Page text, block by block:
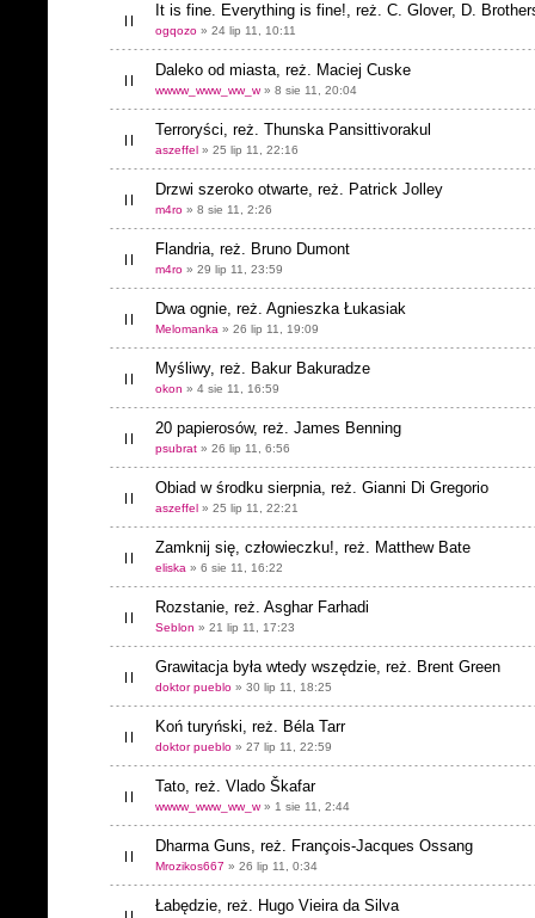
It is fine. Everything is fine!, reż. C. Glover, D.
ogqozo » 24 lip 11, 10:11
Daleko od miasta, reż. Maciej Cuske
wwww_www_ww_w» 8 sie 11, 20:04
Terroryści, reż. Thunska Pansittivorakul
aszeffel » 25 lip 11, 22:16
Drzwi szeroko otwarte, reż. Patrick Jolley
m4ro » 8 sie 11, 2:26
Flandria, reż. Bruno Dumont
m4ro » 29 lip 11, 23:59
Dwa ognie, reż. Agnieszka Łukasiak
Melomanka » 26 lip 11, 19:09
Myśliwy, reż. Bakur Bakuradze
okon » 4 sie 11, 16:59
20 papierosów, reż. James Benning
psubrat » 26 lip 11, 6:56
Obiad w środku sierpnia, reż. Gianni Di Gregorio
aszeffel » 25 lip 11, 22:21
Zamknij się, człowieczku!, reż. Matthew Bate
eliska » 6 sie 11, 16:22
Rozstanie, reż. Asghar Farhadi
Seblon » 21 lip 11, 17:23
Grawitacja była wtedy wszędzie, reż. Brent Green
doktor pueblo » 30 lip 11, 18:25
Koń turyński, reż. Béla Tarr
doktor pueblo » 27 lip 11, 22:59
Tato, reż. Vlado Škafar
wwww_www_ww_w» 1 sie 11, 2:44
Dharma Guns, reż. François-Jacques Ossang
Mrozikos667 » 26 lip 11, 0:34
Łabędzie, reż. Hugo Vieira da Silva